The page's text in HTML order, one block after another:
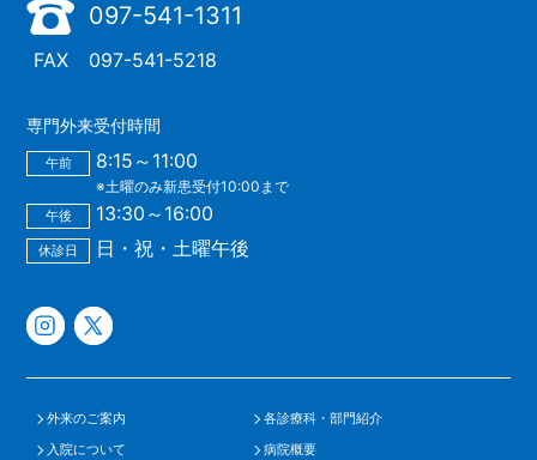
097-541-1311
FAX 097-541-5218
専門外来受付時間
午前 8:15～11:00
※土曜のみ新患受付10:00まで
午後 13:30～16:00
休診日 日・祝・土曜午後
外来のご案内
各診療科・部門紹介
入院について
病院概要